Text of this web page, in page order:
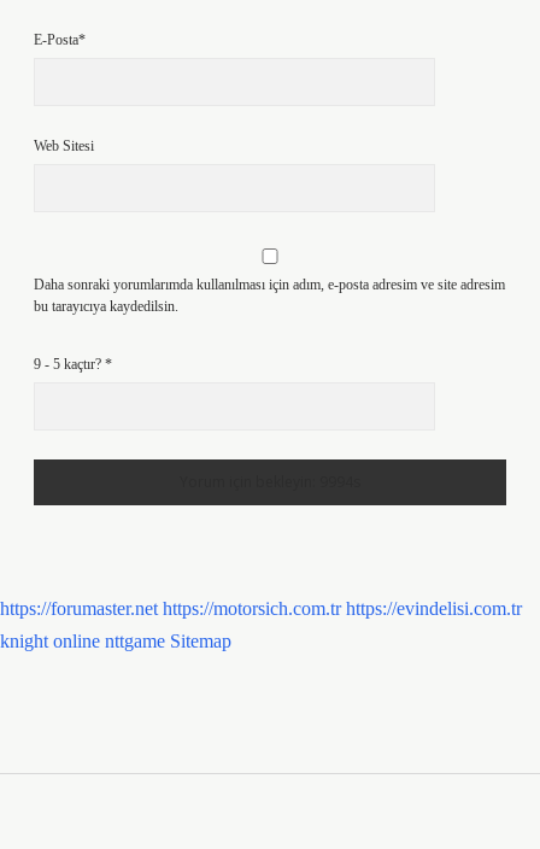
E-Posta*
Web Sitesi
Daha sonraki yorumlarımda kullanılması için adım, e-posta adresim ve site adresim
bu tarayıcıya kaydedilsin.
9 - 5 kaçtır? *
https://forumaster.net https://motorsich.com.tr https://evindelisi.com.tr
knight online nttgame Sitemap